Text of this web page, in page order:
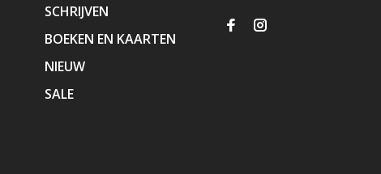
SCHRIJVEN
BOEKEN EN KAARTEN
NIEUW
SALE